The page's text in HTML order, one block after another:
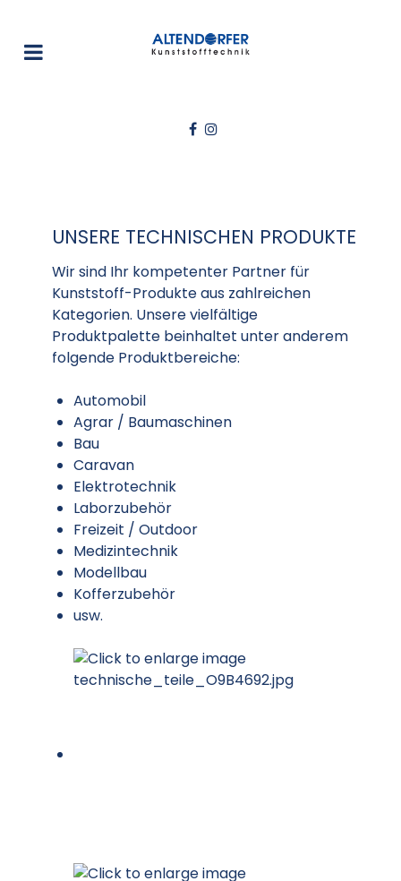
UNSERE TECHNISCHEN PRODUKTE
Wir sind Ihr kompetenter Partner für
Kunststoff-Produkte aus zahlreichen
Kategorien. Unsere vielfältige
Produktpalette beinhaltet unter anderem
folgende Produktbereiche:
Automobil
Agrar / Baumaschinen
Bau
Caravan
Elektrotechnik
Laborzubehör
Freizeit / Outdoor
Medizintechnik
Modellbau
Kofferzubehör
usw.